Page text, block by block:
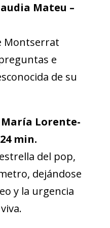
Mateu –
Montserrat
e
de su
María Lorente-
min.
del pop,
dejándose
y la urgencia